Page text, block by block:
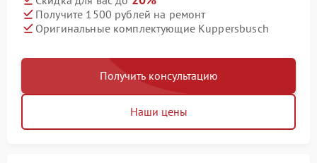
Получите 1500 рублей на ремонт
Оригинальные комплектующие Kuppersbusch
Получить консультацию
Наши цены